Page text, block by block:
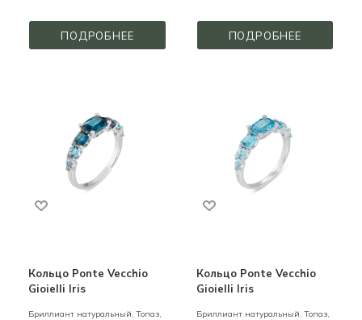
ПОДРОБНЕЕ ПОДРОБНЕЕ
Кольцо Ponte Vecchio
Gioielli Iris
Бриллиант натуральный, Топаз,
Кольцо Ponte Vecchio
Gioielli Iris
Бриллиант натуральный, Топаз,